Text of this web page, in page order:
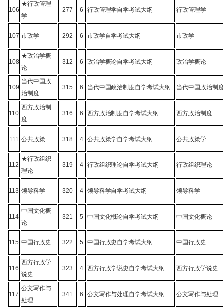
106
★行政管理
学
277 6 行政管理学自学考试大纲 行政管理学
107 市政学 292 6 市政学自学考试大纲 市政学
108
★政治学概
论
312 6 政治学概论自学考试大纲 政治学概论
109
当代中国政
治制度
315 6 当代中国政治制度自学考试大纲 当代中国政治制
110
西方政治制
度
316 6 西方政治制度自学考试大纲 西方政治制度
111 公共政策 318 4 公共政策学自学考试大纲 公共政策学
112
★行政组织
理论
319 4 行政组织理论自学考试大纲 行政组织理论
113 领导科学 320 4 领导科学自学考试大纲 领导科学
114
中国文化概
论
321 5 中国文化概论自学考试大纲 中国文化概论
115 中国行政史 322 5 中国行政史自学考试大纲 中国行政史
116
西方行政学
说史
323 4 西方行政学说史自学考试大纲 西方行政学说史
117
公文写作与
处理
341 6 公文写作与处理自学考试大纲 公文写作与处理